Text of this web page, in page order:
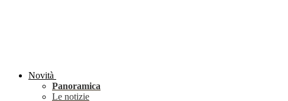
Novità
Panoramica
Le notizie